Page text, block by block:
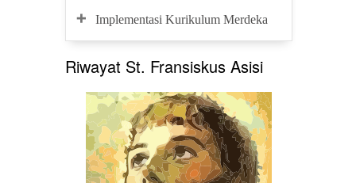
Implementasi Kurikulum Merdeka
Riwayat St. Fransiskus Asisi